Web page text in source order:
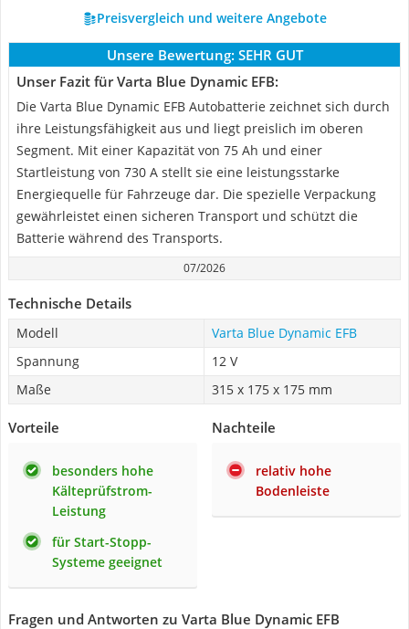
Preisvergleich und weitere Angebote
Unsere Bewertung: SEHR GUT
Unser Fazit für Varta Blue Dynamic EFB:
Die Varta Blue Dynamic EFB Autobatterie zeichnet sich durch
ihre Leistungsfähigkeit aus und liegt preislich im oberen
Segment. Mit einer Kapazität von 75 Ah und einer
Startleistung von 730 A stellt sie eine leistungsstarke
Energiequelle für Fahrzeuge dar. Die spezielle Verpackung
gewährleistet einen sicheren Transport und schützt die
Batterie während des Transports.
07/2026
Technische Details
Modell
Varta Blue Dynamic EFB
Spannung
12 V
Maße
315 x 175 x 175 mm
Vorteile
besonders hohe
Kälteprüfstrom-
Leistung
für Start-Stopp-
Systeme geeignet
Nachteile
relativ hohe
Bodenleiste
Fragen und Antworten zu Varta Blue Dynamic EFB